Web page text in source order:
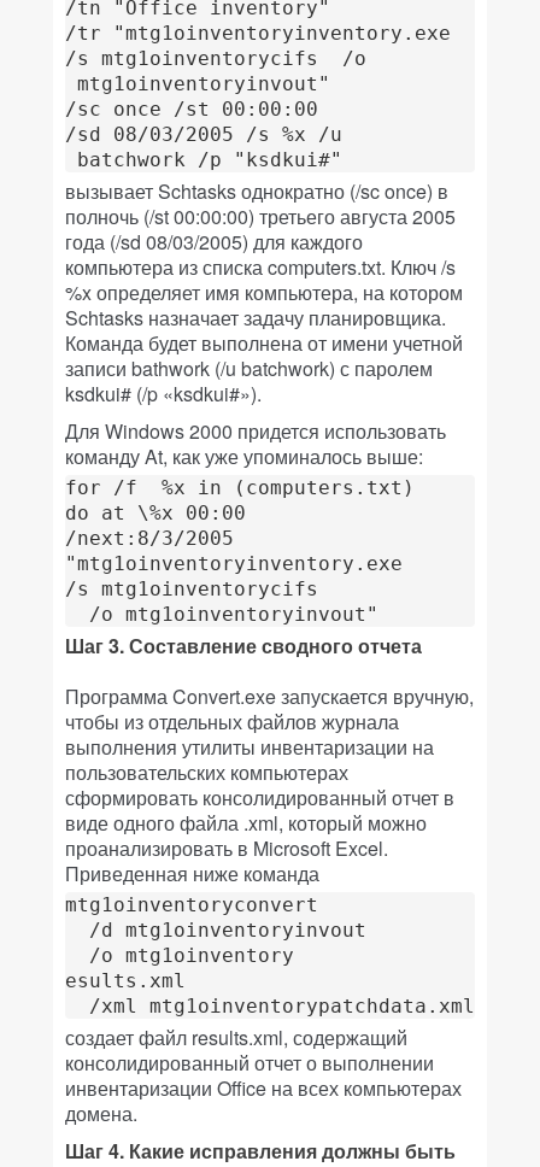
/tn "Office inventory"
/tr "mtg1oinventoryinventory.exe
/s mtg1oinventorycifs  /o
mtg1oinventoryinvout"
/sc once /st 00:00:00
/sd 08/03/2005 /s %x /u
вызывает Schtasks однократно (/sc once) в
полночь (/st 00:00:00) третьего августа 2005
года (/sd 08/03/2005) для каждого
компьютера из списка computers.txt. Ключ /s
%x определяет имя компьютера, на котором
Schtasks назначает задачу планировщика.
Команда будет выполнена от имени учетной
записи bathwork (/u batchwork) с паролем
ksdkui# (/p «ksdkui#»).
Для Windows 2000 придется использовать
команду At, как уже упоминалось выше:
for /f  %x in (computers.txt)
do at \%x 00:00
/next:8/3/2005
"mtg1oinventoryinventory.exe
/s mtg1oinventorycifs
Шаг 3. Составление сводного отчета
Программа Convert.exe запускается вручную,
чтобы из отдельных файлов журнала
выполнения утилиты инвентаризации на
пользовательских компьютерах
сформировать консолидированный отчет в
виде одного файла .xml, который можно
проанализировать в Microsoft Excel.
Приведенная ниже команда
mtg1oinventoryconvert
  /d mtg1oinventoryinvout
  /o mtg1oinventory
esults.xml
создает файл results.xml, содержащий
консолидированный отчет о выполнении
инвентаризации Office на всех компьютерах
домена.
Шаг 4. Какие исправления должны быть